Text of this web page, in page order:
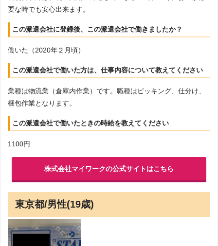
要な時でも安心出来ます。
この派遣会社に登録後、この派遣会社で働きましたか？
働いた（2020年２月頃）
この派遣会社で働いた方は、仕事内容について教えてください
業種は物流業（倉庫内作業）です。職種はピッキング、仕分け、
梱包作業となります。
この派遣会社で働いたときの時給を教えてください
1100円
株式会社マイワークの公式サイトはこちら
東京都/男性(19歳)